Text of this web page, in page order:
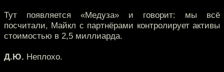
Тут появляется «Медуза» и говорит: мы всё
посчитали, Майкл с партнёрами контролирует активы
стоимостью в 2,5 миллиарда.
Д.Ю. Неплохо.